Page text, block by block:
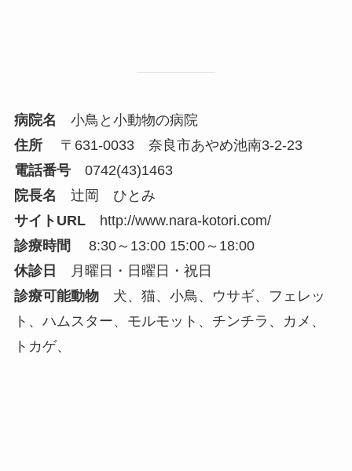
病院名 小鳥と小動物の病院
住所〒631-0033 奈良市あやめ池南3-2-23
電話番号0742(43)1463
院長名 辻岡 ひとみ
サイトURL
http://www.nara-kotori.com/
診療時間 8:30～13:00 15:00～18:00
休診日
月曜日・日曜日・祝日
診療可能動物犬、猫、小鳥、ウサギ、フェレッ
ト、ハムスター、モルモット、チンチラ、カメ、
トカゲ、